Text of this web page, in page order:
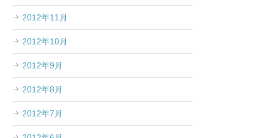
2012年11月
2012年10月
2012年9月
2012年8月
2012年7月